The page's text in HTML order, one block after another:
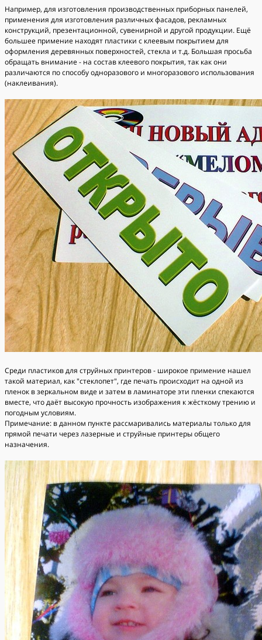
Например, для изготовления производственных приборных панелей,
применения для изготовления различных фасадов, рекламных
конструкций, презентационной, сувенирной и другой продукции. Ещё
большее примение находят пластики с клеевым покрытием для
оформления деревянных поверхностей, стекла и т.д. Большая просьба
обращать внимание - на состав клеевого покрытия, так как они
различаются по способу одноразового и многоразового использования
(наклеивания).
Среди пластиков для струйных принтеров - широкое примение нашел
такой материал, как "стеклопет", где печать происходит на одной из
пленок в зеркальном виде и затем в ламинаторе эти пленки спекаются
вместе, что даёт высокую прочность изображения к жёсткому трению и
погодным условиям.
Примечание: в данном пункте рассмаривались материалы только для
прямой печати через лазерные и струйные принтеры общего
назначения.